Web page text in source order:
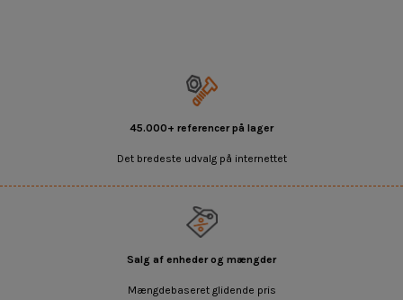
45.000+ referencer på lager
Det bredeste udvalg på internettet
Salg af enheder og mængder
Mængdebaseret glidende pris